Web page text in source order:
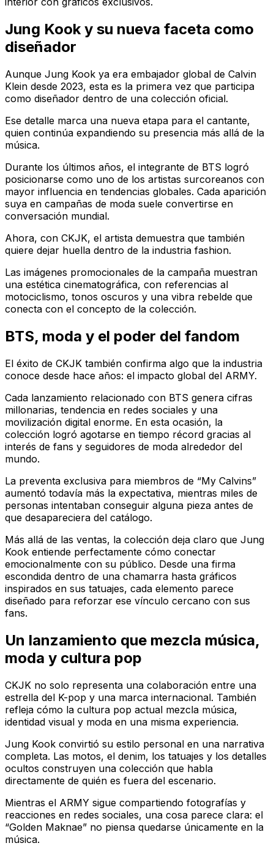
Jung Kook y su nueva faceta como
diseñador
Aunque Jung Kook ya era embajador global de Calvin
Klein desde 2023, esta es la primera vez que participa
como diseñador dentro de una colección oficial.
Ese detalle marca una nueva etapa para el cantante,
quien continúa expandiendo su presencia más allá de la
música.
Durante los últimos años, el integrante de BTS logró
posicionarse como uno de los artistas surcoreanos con
mayor influencia en tendencias globales. Cada aparición
suya en campañas de moda suele convertirse en
conversación mundial.
Ahora, con CKJK, el artista demuestra que también
quiere dejar huella dentro de la industria fashion.
Las imágenes promocionales de la campaña muestran
una estética cinematográfica, con referencias al
motociclismo, tonos oscuros y una vibra rebelde que
conecta con el concepto de la colección.
BTS, moda y el poder del fandom
El éxito de CKJK también confirma algo que la industria
conoce desde hace años: el impacto global del ARMY.
Cada lanzamiento relacionado con BTS genera cifras
millonarias, tendencia en redes sociales y una
movilización digital enorme. En esta ocasión, la
colección logró agotarse en tiempo récord gracias al
interés de fans y seguidores de moda alrededor del
mundo.
La preventa exclusiva para miembros de “My Calvins”
aumentó todavía más la expectativa, mientras miles de
personas intentaban conseguir alguna pieza antes de
que desapareciera del catálogo.
Más allá de las ventas, la colección deja claro que Jung
Kook entiende perfectamente cómo conectar
emocionalmente con su público. Desde una firma
escondida dentro de una chamarra hasta gráficos
inspirados en sus tatuajes, cada elemento parece
diseñado para reforzar ese vínculo cercano con sus
fans.
Un lanzamiento que mezcla música,
moda y cultura pop
CKJK no solo representa una colaboración entre una
estrella del K-pop y una marca internacional. También
refleja cómo la cultura pop actual mezcla música,
identidad visual y moda en una misma experiencia.
Jung Kook convirtió su estilo personal en una narrativa
completa. Las motos, el denim, los tatuajes y los detalles
ocultos construyen una colección que habla
directamente de quién es fuera del escenario.
Mientras el ARMY sigue compartiendo fotografías y
reacciones en redes sociales, una cosa parece clara: el
“Golden Maknae” no piensa quedarse únicamente en la
música.